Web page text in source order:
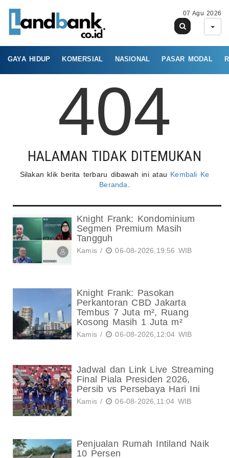
07 Agu 2026
GAYA HIDUP KOMERSIAL NASIONAL PASAR MODAL
404
HALAMAN TIDAK DITEMUKAN
Silakan klik berita terbaru dibawah ini atau Kembali Ke
Beranda
Knight Frank: Kondominium
Segmen Premium Masih
Tangguh
Kamis / 06-08-2026,19:56 WIB
Knight Frank: Pasokan
Perkantoran CBD Jakarta
Tembus 7 Juta m², Ruang
Kosong Masih 1 Juta m²
Kamis / 06-08-2026,12:04 WIB
Jadwal dan Link Live Streaming
Final Piala Presiden 2026,
Persib vs Persebaya Hari Ini
Kamis / 06-08-2026,11:04 WIB
Penjualan Rumah Intiland Naik
10 Persen